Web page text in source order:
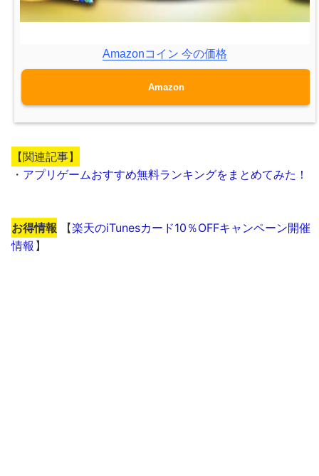
Amazonコイン 今の価格
Amazon
【関連記事】
・ アプリゲームおすすめ無料ランキングをまとめてみた！
お得情報 【楽天のiTunesカード10％OFFキャンペーン開催
情報 】